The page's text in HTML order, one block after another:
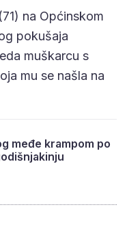
na Općinskom
pokušaja
muškarcu s
mu se našla na
međe krampom po